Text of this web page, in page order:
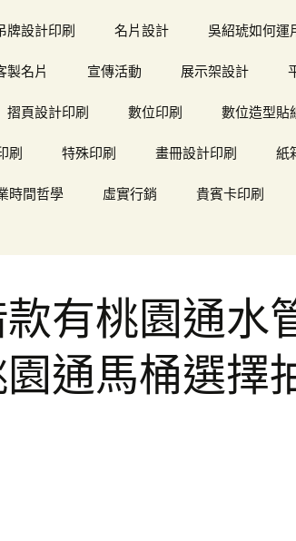
牌設計印刷 名片設計 吳紹琥如何運
製名片 宣傳活動 展示架設計
摺頁設計印刷 數位印刷 數位造型貼
刷 特殊印刷 畫冊設計印刷 紙
時間哲學 虛實行銷 貴賓卡印刷
有桃園通水
通馬桶選擇